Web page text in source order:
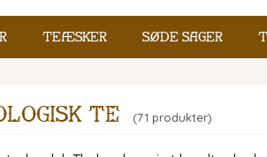
Teæsker Søde sager
te (71 produkter)